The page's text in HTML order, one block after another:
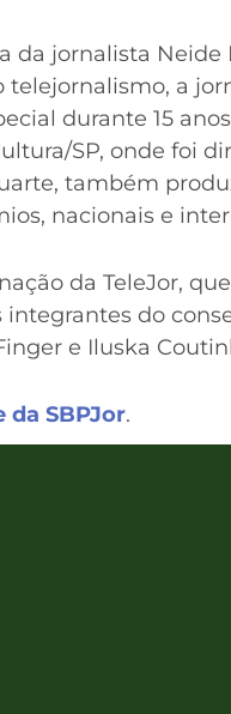
da jornalista
telejornalismo, a
durante 15
SP, onde foi
também
nacionais e
da TeleJor,
do
e Iluska
da SBPJor.